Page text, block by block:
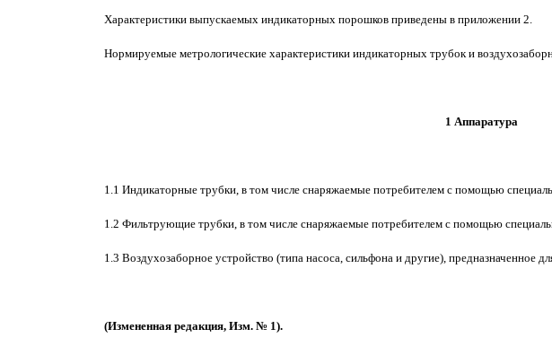
Характеристики выпускаемых индикаторных порошков приведены в приложении 2.
Нормируемые метрологические характеристики индикаторных трубок и
1 Аппаратура
1.1 Индикаторные трубки, в том числе снаряжаемые потребителем с помощью
1.2 Фильтрующие трубки, в том числе снаряжаемые потребителем с помощью
1.3 Воздухозаборное устройство (типа насоса, сильфона и другие), предназначенное
(Измененная редакция, Изм. № 1).